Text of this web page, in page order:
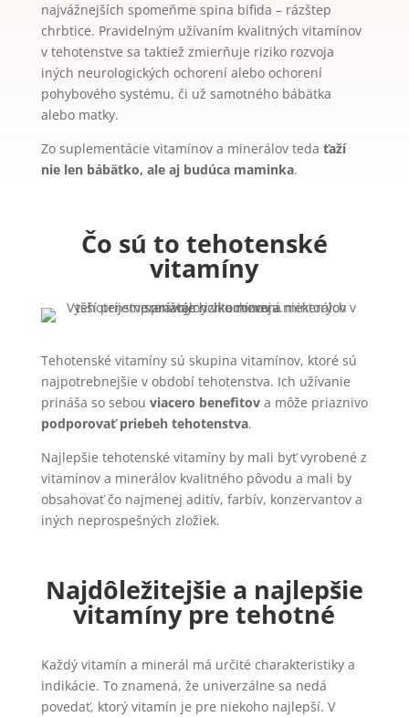
najvážnejších spomeňme spina bifida – rázštep
chrbtice. Pravidelným užívaním kvalitných vitamínov
v tehotenstve sa taktiež zmierňuje riziko rozvoja
iných neurologických ochorení alebo ochorení
pohybového systému, či už samotného bábätka
alebo matky.
Zo suplementácie vitamínov a minerálov teda ťaží
nie len bábätko, ale aj budúca maminka.
Čo sú to tehotenské
vitamíny
Tehotenské vitamíny sú skupina vitamínov, ktoré sú
najpotrebnejšie v období tehotenstva. Ich užívanie
prináša so sebou viacero benefitov a môže priaznivo
podporovať priebeh tehotenstva.
Najlepšie tehotenské vitamíny by mali byť vyrobené z
vitamínov a minerálov kvalitného pôvodu a mali by
obsahovať čo najmenej aditív, farbív, konzervantov a
iných neprospešných zložiek.
Najdôležitejšie a najlepšie
vitamíny pre tehotné
Každý vitamín a minerál má určité charakteristiky a
indikácie. To znamená, že univerzálne sa nedá
povedať, ktorý vitamín je pre niekoho najlepší. V